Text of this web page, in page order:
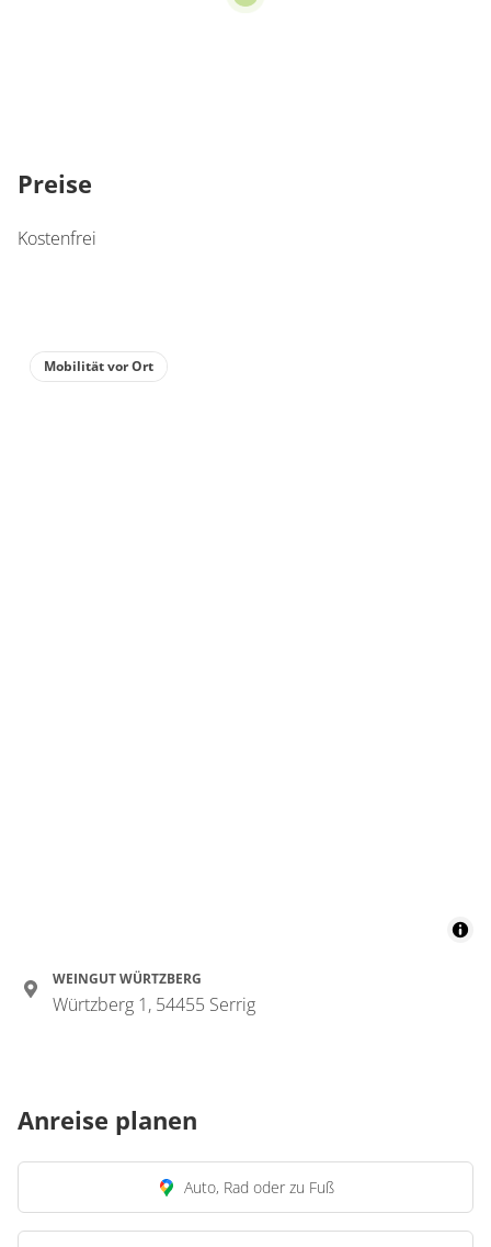
Preise
Kostenfrei
Mobilität vor Ort
WEINGUT WÜRTZBERG
Würtzberg 1, 54455 Serrig
Anreise planen
Auto, Rad oder zu Fuß